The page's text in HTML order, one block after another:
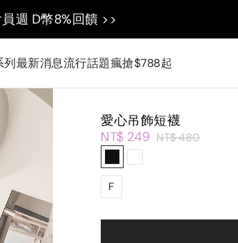
週 D幣8%回饋 >>
列最新消息流行話題瘋搶$788起
愛心吊飾短襪
NT$ 249 NT$ 480
F